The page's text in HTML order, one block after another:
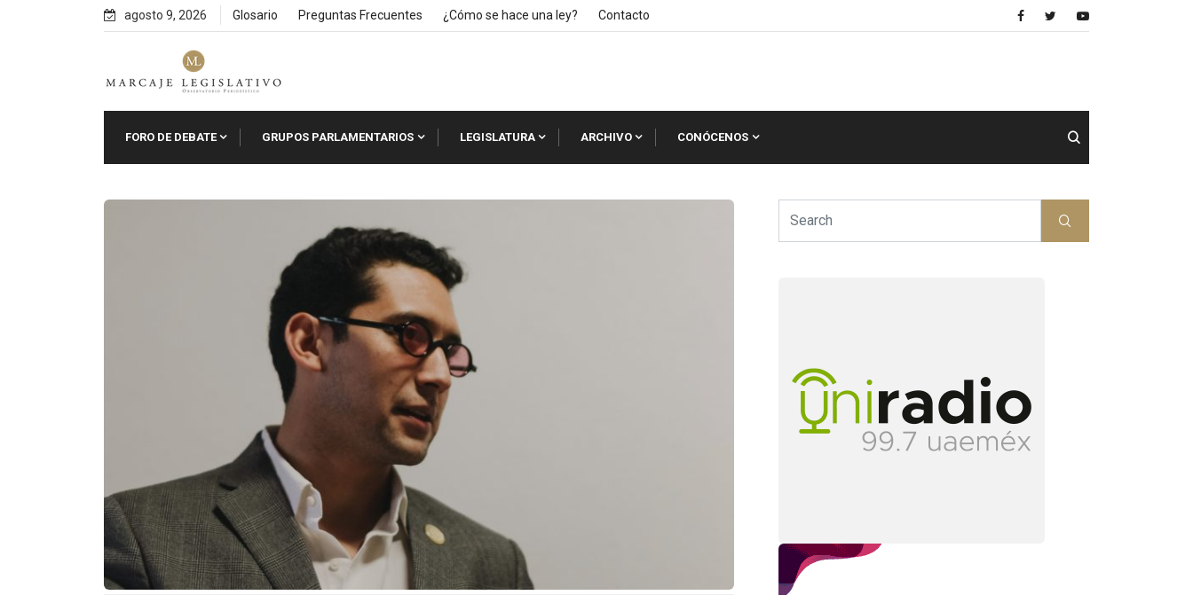
agosto 9, 2026 Glosario Preguntas Frecuentes ¿Cómo se hace una ley? Contacto
FORO DE DEBATE GRUPOS PARLAMENTARIOS LEGISLATURA ARCHIVO CONÓCENOS